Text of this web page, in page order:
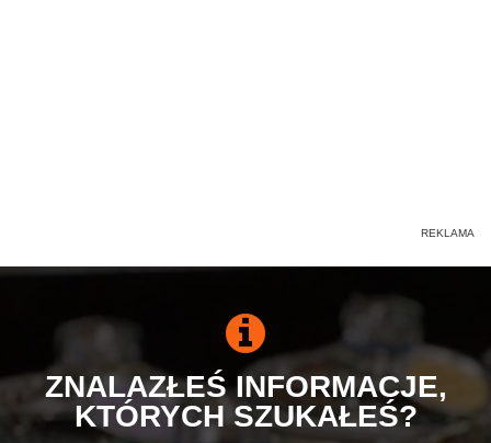
ZNALAZŁEŚ INFORMACJE,
KTÓRYCH SZUKAŁEŚ?